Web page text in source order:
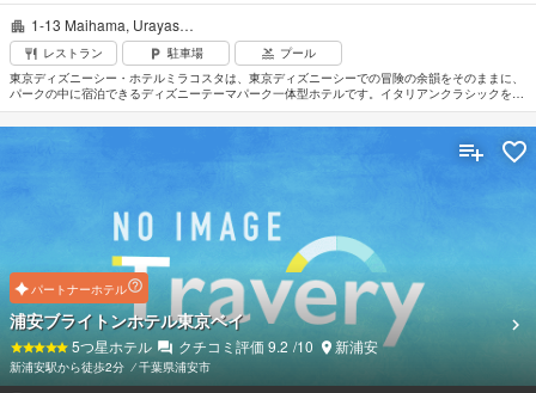
1-13 Maihama, Urayas…
レストラン 駐車場
プール
東京ディズニーシー・ホテルミラコスタは、東京ディズニーシーでの冒険の余韻をそのままに、
パークの中に宿泊できるディズニーテーマパーク一体型ホテルです。イタリアンクラシックをコ
ンセプトにした上質な空間で、パークでの冒険を振り返り、明日への航海に想いを馳せることが
できます。JR京葉線／武蔵野線 舞浜駅下車、ディズニーリゾートライン（東京ディズニーシ
ー・ステーション下車）をご利用ください。成田空港より約80分、羽田空港より約50分。（C）
パートナーホテル
浦安ブライトンホテル東京ベイ
5つ星ホテル クチコミ評価9.2 /10 新浦安
新浦安駅から徒歩2分 ⁄千葉県浦安市